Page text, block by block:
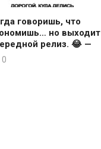
говоришь, что
но выходит
релиз. 😂 —
0